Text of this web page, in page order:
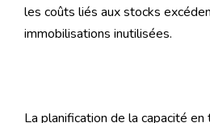
les coûts liés aux stocks
immobilisations inutilisées.
La planification de la capacité